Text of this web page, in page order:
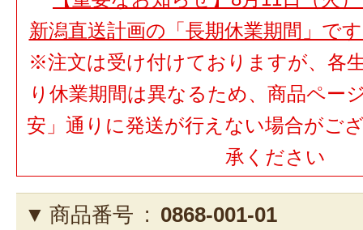
新潟直送計画の「長期休業期間」で
※注文は受け付けておりますが、各
り休業期間は異なるため、商品ペー
安」通りに発送が行えない場合がご
承ください
商品番号 : 0868-001-01